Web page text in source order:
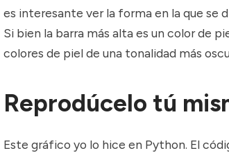
es interesante ver la forma en la que se
Si bien la barra más alta es un color de
colores de piel de una tonalidad más
Reprodúcelo tú
Este gráfico yo lo hice en Python. El